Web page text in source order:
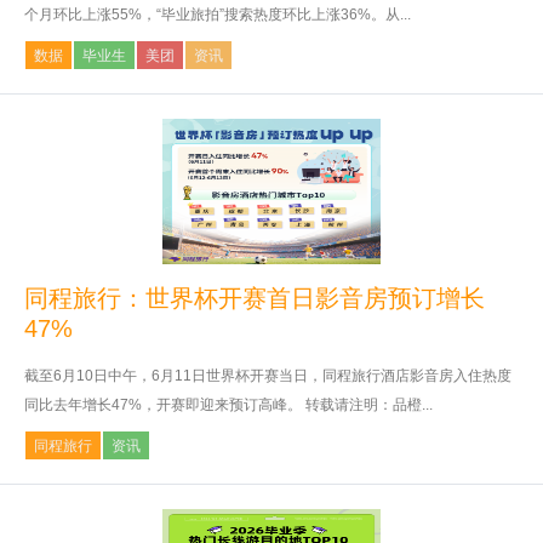
个月环比上涨55%，“毕业旅拍”搜索热度环比上涨36%。从...
数据 毕业生 美团 资讯
同程旅行：世界杯开赛首日影音房预订增长
47%
截至6月10日中午，6月11日世界杯开赛当日，同程旅行酒店影音房入住热度
同比去年增长47%，开赛即迎来预订高峰。 转载请注明：品橙...
同程旅行 资讯